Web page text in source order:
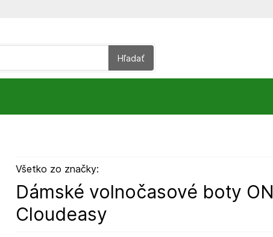
Všetko zo značky:
Dámské volnočasové boty ON
Cloudeasy
Hľadať